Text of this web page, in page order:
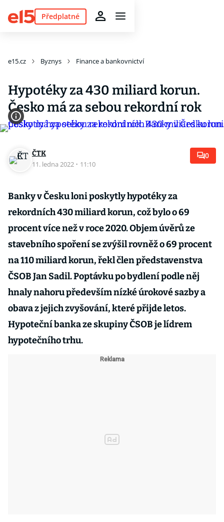
Předplatné
e15.cz Byznys Finance a bankovnictví
Hypotéky za 430 miliard korun.
Česko má za sebou rekordní rok
ČTK
11. ledna 2022 · 11:10
0
Banky v Česku loni poskytly hypotéky za
rekordních 430 miliard korun, což bylo o 69
procent více než v roce 2020. Objem úvěrů ze
stavebního spoření se zvýšil rovněž o 69 procent
na 110 miliard korun, řekl člen představenstva
ČSOB Jan Sadil. Poptávku po bydlení podle něj
hnaly nahoru především nízké úrokové sazby a
obava z jejich zvyšování, které přijde letos.
Hypoteční banka ze skupiny ČSOB je lídrem
hypotečního trhu.